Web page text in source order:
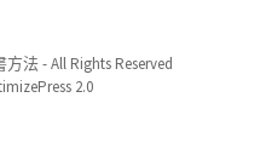
法 - All Rights Reserved
2.0